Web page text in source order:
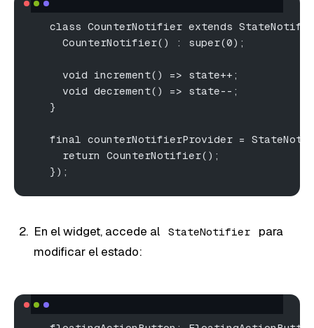
class CounterNotifier extends
     CounterNotifier() : super(0);
     void increment() => state++;
     void decrement() => state--;
   }
final counterNotifierProvider =
     return CounterNotifier();
   });
En el widget, accede al StateNotifier
para
modificar el estado: